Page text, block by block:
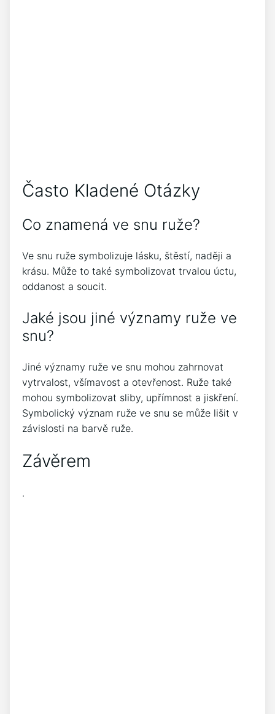
Často Kladené Otázky
Co znamená ve snu ruže?
Ve snu ruže symbolizuje lásku, štěstí, naději a
krásu. Může to také symbolizovat trvalou úctu,
oddanost a soucit.
Jaké jsou jiné významy ruže ve
snu?
Jiné významy ruže ve snu mohou zahrnovat
vytrvalost, všímavost a otevřenost. Ruže také
mohou symbolizovat sliby, upřímnost a jiskření.
Symbolický význam ruže ve snu se může lišit v
závislosti na barvě ruže.
Závěrem
.